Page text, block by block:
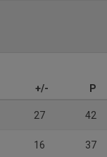
+/- P
27 42
16 37